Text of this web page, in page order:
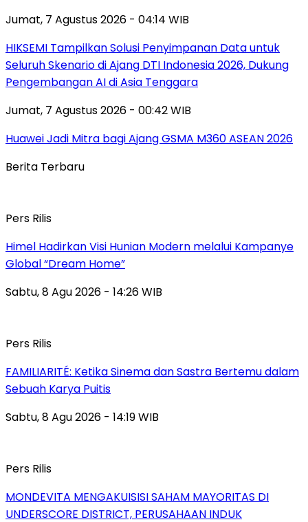
Jumat, 7 Agustus 2026 - 04:14 WIB
HIKSEMI Tampilkan Solusi Penyimpanan Data untuk
Seluruh Skenario di Ajang DTI Indonesia 2026, Dukung
Pengembangan AI di Asia Tenggara
Jumat, 7 Agustus 2026 - 00:42 WIB
Huawei Jadi Mitra bagi Ajang GSMA M360 ASEAN 2026
Berita Terbaru
Pers Rilis
Himel Hadirkan Visi Hunian Modern melalui Kampanye
Global “Dream Home”
Sabtu, 8 Agu 2026 - 14:26 WIB
Pers Rilis
FAMILIARITÉ: Ketika Sinema dan Sastra Bertemu dalam
Sebuah Karya Puitis
Sabtu, 8 Agu 2026 - 14:19 WIB
Pers Rilis
MONDEVITA MENGAKUISISI SAHAM MAYORITAS DI
UNDERSCORE DISTRICT, PERUSAHAAN INDUK